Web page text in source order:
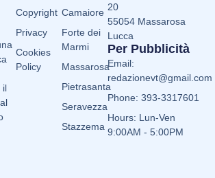
il
Camaiore
Forte dei
Marmi
Massarosa
Pietrasanta
Seravezza
Stazzema
Copyright
Privacy
Cookies
Policy
20
55054 Massarosa
Lucca
Per Pubblicità
Email:
redazionevt@gmail.com
Phone: 393-3317601
Hours: Lun-Ven
9:00AM - 5:00PM